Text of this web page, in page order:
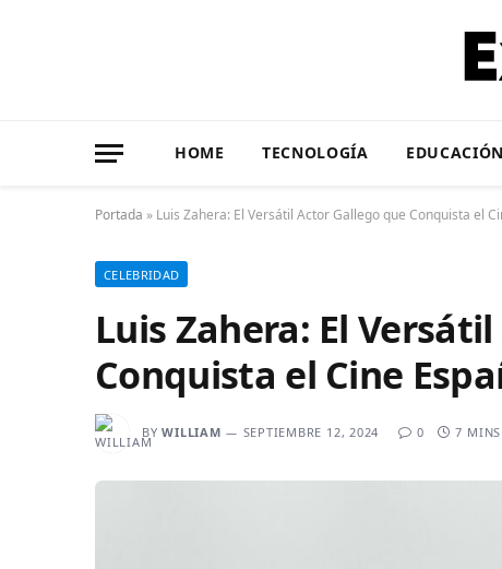
HOME TECNOLOGÍA EDUCACIÓN
Portada » Luis Zahera: El Versátil Actor Gallego que Conquista el
CELEBRIDAD
Luis Zahera: El
Conquista el Cine
BY WILLIAM SEPTIEMBRE 12, 2024 0 7 MINS